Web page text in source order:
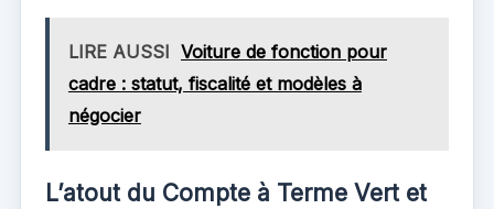
LIRE AUSSI Voiture de fonction pour
cadre : statut, fiscalité et modèles à
négocier
L’atout du Compte à Terme Vert et